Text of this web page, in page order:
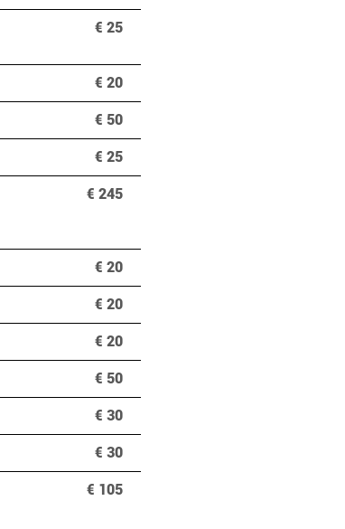
€ 25
€ 20
€ 50
€ 25
€ 245
€ 20
€ 20
€ 20
€ 50
€ 30
€ 30
€ 105